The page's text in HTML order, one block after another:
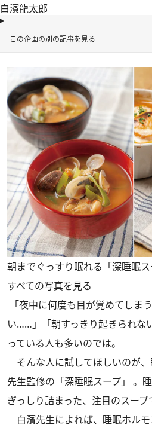
白濱龍太郎
この企画の別の記事を見る
朝までぐっすり眠れる「深睡眠ス
すべての写真を見る
「夜中に何度も目が覚めてしま
い……」「朝すっきり起きられ
っている人も多いのでは。
そんな人に試してほしいのが
先生監修の「深睡眠スープ」 。
ぎっしり詰まった、注目のスープ
白濱先生によれば、睡眠ホル